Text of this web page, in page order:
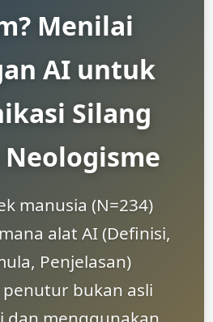
Menilai
AI untuk
Silang
Neologisme
manusia (N=234)
alat AI (Definisi,
Penjelasan)
bukan asli